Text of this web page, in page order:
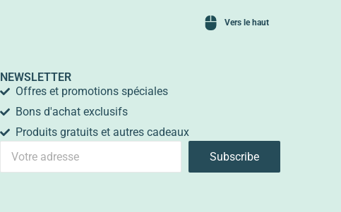
Vers le haut
NEWSLETTER
Offres et promotions spéciales
Bons d'achat exclusifs
Produits gratuits et autres cadeaux
Subscribe